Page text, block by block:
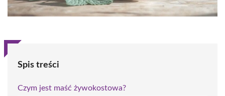
Spis treści
Czym jest maść żywokostowa?